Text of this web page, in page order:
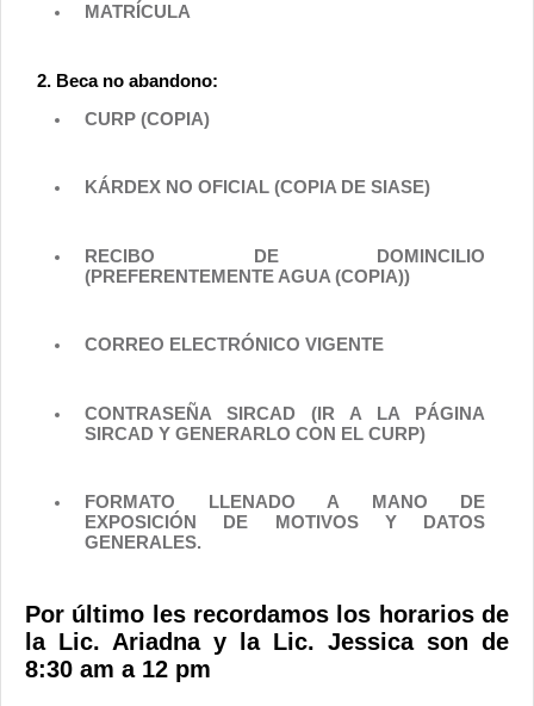
MATRÍCULA
2. Beca no abandono:
CURP (COPIA)
KÁRDEX NO OFICIAL (COPIA DE SIASE)
RECIBO DE DOMINCILIO
(PREFERENTEMENTE AGUA (COPIA))
CORREO ELECTRÓNICO VIGENTE
CONTRASEÑA SIRCAD (IR A LA PÁGINA
SIRCAD Y GENERARLO CON EL CURP)
FORMATO LLENADO A MANO DE
EXPOSICIÓN DE MOTIVOS Y DATOS
GENERALES.
Por último les recordamos los horarios de
la Lic. Ariadna y la Lic. Jessica son de
8:30 am a 12 pm